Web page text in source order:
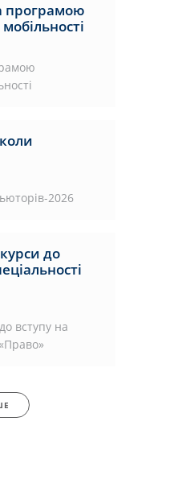
програмою
2026
до
вступу на